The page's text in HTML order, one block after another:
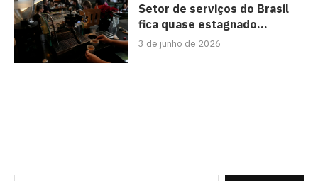
Setor de serviços do Brasil
fica quase estagnado...
3 de junho de 2026